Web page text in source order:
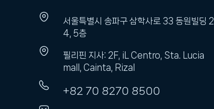
서울특별시 송파구 삼학사로 33 동원빌딩 2,
4, 5층
필리핀 지사: 2F, iL Centro, Sta. Lucia
mall, Cainta, Rizal
+82 70 8270 8500